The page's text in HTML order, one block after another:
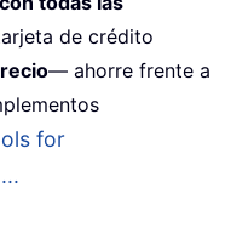
de crédito
— ahorre frente a
for